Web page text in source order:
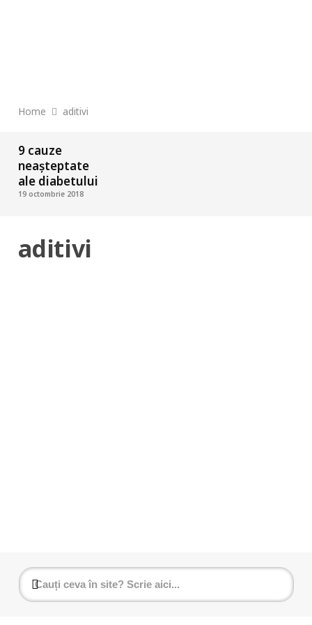
Home aditivi
9 cauze
neașteptate
ale diabetului
19 octombrie 2018
aditivi